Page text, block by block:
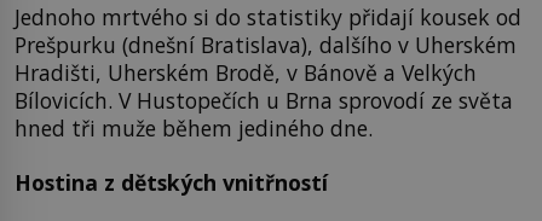
Jednoho mrtvého si do statistiky přidají kousek od
Prešpurku (dnešní Bratislava), dalšího v Uherském
Hradišti, Uherském Brodě, v Bánově a Velkých
Bílovicích. V Hustopečích u Brna sprovodí ze světa
hned tři muže během jediného dne.
Hostina z dětských vnitřností